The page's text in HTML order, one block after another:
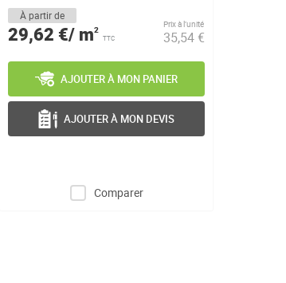
À partir de
29,62 €/ m2
TTC
Prix à l’unité
35,54 €
Comparer
AJOUTER À MON PANIER
AJOUTER À MON DEVIS